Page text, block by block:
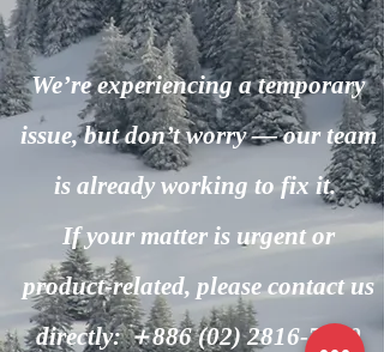
We’re experiencing a temporary
issue, but don’t worry — our team
is already working to fix it.
If your matter is urgent or
product-related, please contact us
directly: ＋886(02) 2816-7600